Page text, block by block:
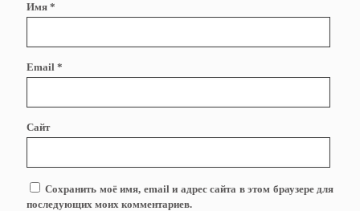
Имя *
Email *
Сайт
Сохранить моё имя, email и адрес сайта в этом браузере для
последующих моих комментариев.